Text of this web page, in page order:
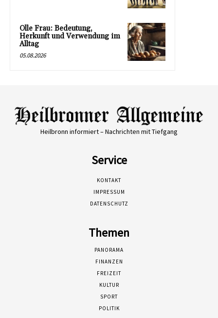
Olle Frau: Bedeutung,
Herkunft und Verwendung im
Alltag
05.08.2026
Heilbronn informiert – Nachrichten mit Tiefgang
Service
KONTAKT
IMPRESSUM
DATENSCHUTZ
Themen
PANORAMA
FINANZEN
FREIZEIT
KULTUR
SPORT
POLITIK